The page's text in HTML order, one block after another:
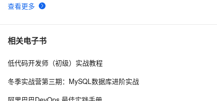
9 matplotlib字体设置看这一篇就够了
10
scikit-plot
查看更多
相关电子书
低代码开发师（初级）实战教程
冬季实战营第三期：MySQL数据库进阶实战